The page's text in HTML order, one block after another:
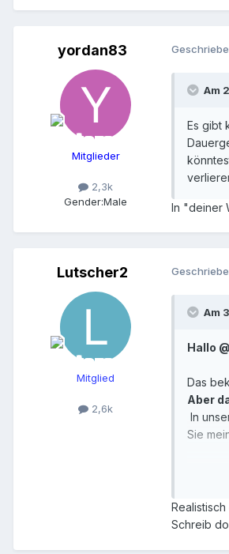
yordan83
Mitglieder
2,3k
Gender:Male
Am
Es gibt
In "deiner
Lutscher2
Mitglied
2,6k
Am
Hallo
Das
Aber
In
Sie
Eine
Mark
Schreib